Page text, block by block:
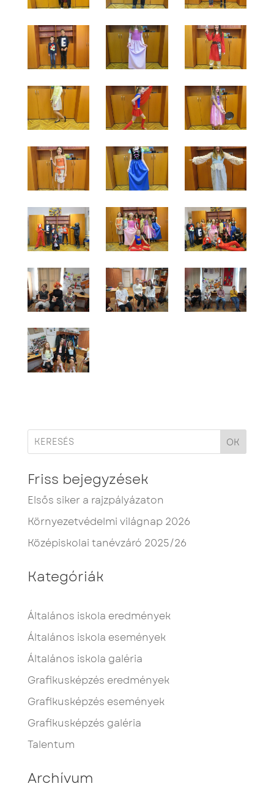
OK
Friss bejegyzések
Elsős siker a rajzpályázaton
Környezetvédelmi világnap 2026
Középiskolai tanévzáró 2025/26
Kategóriák
Általános iskola eredmények
Általános iskola események
Általános iskola galéria
Grafikusképzés eredmények
Grafikusképzés események
Grafikusképzés galéria
Talentum
Archívum